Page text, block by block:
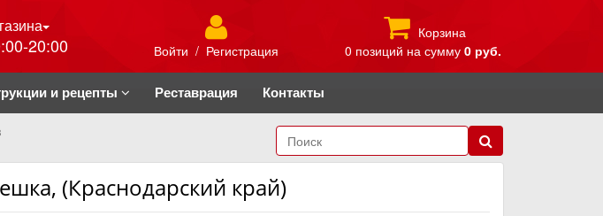
20:00 Войти / Регистрация
Корзина
0 позиций на сумму 0 руб.
и рецепты Реставрация Контакты
(Краснодарский край)